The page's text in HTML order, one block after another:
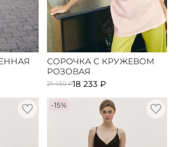
СОРОЧКА С КРУЖЕВОМ
РОЗОВАЯ
21 450 ₽18 233 ₽
-15%